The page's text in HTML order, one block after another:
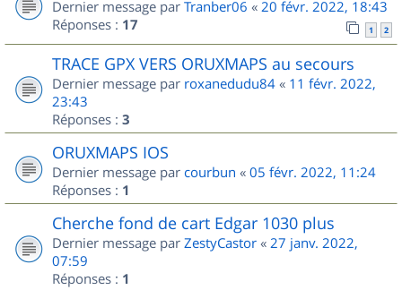
Dernier message par Tranber06 « 20 févr. 2022, 18:43
Réponses : 17 1 2
TRACE GPX VERS ORUXMAPS au secours
Dernier message par roxanedudu84 « 11 févr. 2022,
23:43
Réponses : 3
ORUXMAPS IOS
Dernier message par courbun « 05 févr. 2022, 11:24
Réponses : 1
Cherche fond de cart Edgar 1030 plus
Dernier message par ZestyCastor « 27 janv. 2022,
07:59
Réponses : 1